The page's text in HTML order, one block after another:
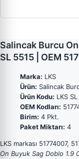
Salincak Burcu
SL 5515 | OEM
Marka: LKS
Ürün: Salincak
Ürün Kodu: LKS
OEM Kodları:
Birim: 4 Pkt.
Paket Miktarı: 4
LKS markası 51774007,
On Buyuk Sag Doblo 1.9